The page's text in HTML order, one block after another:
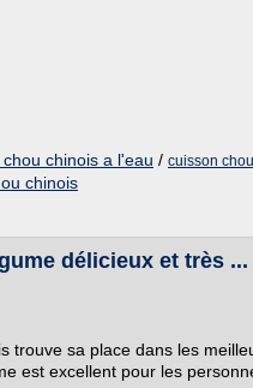
chinois a l'eau / cuisson
chinois
délicieux et très ...
trouve sa place dans les
est excellent pour les